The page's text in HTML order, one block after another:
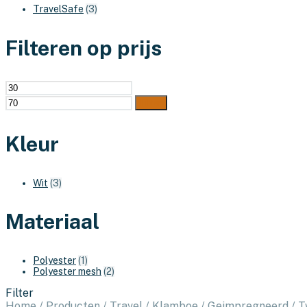
TravelSafe (3)
Filteren op prijs
Min.
prijs
prijs
Kleur
Wit (3)
Materiaal
Polyester(1)
Polyester mesh (2)
Filter